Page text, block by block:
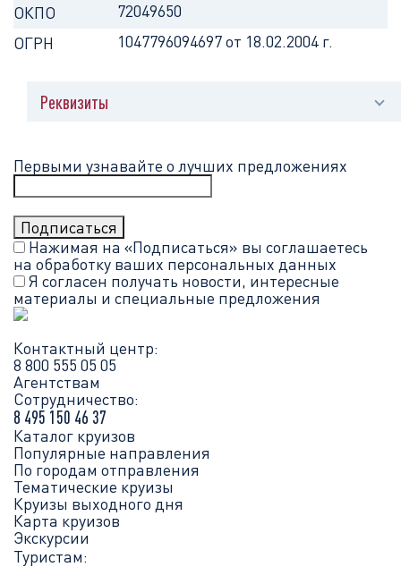
ОКПО
72049650
ОГРН
1047796094697 от 18.02.2004 г.
Новости
Наши награды
СМИ о нас
Реквизиты
Правоустанавливающие документы
Для прессы
Контактная информация
Карьера
Первыми узнавайте о лучших предложениях
Нажимая на «Подписаться» вы соглашаетесь
на обработку ваших персональных данных
Я согласен получать новости, интересные
материалы и специальные предложения
Контактный центр:
8 800 555 05 05
Агентствам
Сотрудничество:
8 495 150 46 37
Каталог круизов
Популярные направления
По городам отправления
Тематические круизы
Круизы выходного дня
Карта круизов
Экскурсии
Туристам: